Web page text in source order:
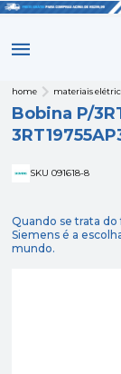
home materiais
Bobina P/
SKU 091618-8
Quando se trata
Siemens é a
mundo.